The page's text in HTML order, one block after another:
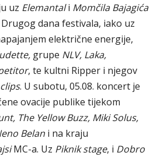
uz Elemantali Momčila Bajagića
Drugog dana festivala, iako uz
električne energije,
grupe NLV, Laka,
, te kultni Ripper i njegov
. U subotu, 05.08. koncert je
ovacije publike tijekom
The Yellow Buzz, Miki Solus,
Belan i na kraju
MC-a. Uz Piknik stage, i Dobro